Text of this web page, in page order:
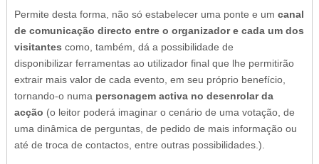
Permite desta forma, não só estabelecer uma ponte e um canal
de comunicação directo entre o organizador e cada um dos
visitantes como, também, dá a possibilidade de
disponibilizar ferramentas ao utilizador final que lhe permitirão
extrair mais valor de cada evento, em seu próprio benefício,
tornando-o numa personagem activa no desenrolar da
acção (o leitor poderá imaginar o cenário de uma votação, de
uma dinâmica de perguntas, de pedido de mais informação ou
até de troca de contactos, entre outras possibilidades.).